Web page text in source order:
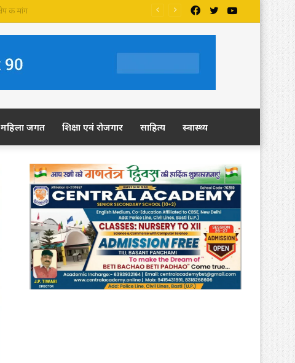
YouTube
Twitter
Facebook
महिला जगत शिक्षा एवं रोजगार साहित्य स्वास्थ्य